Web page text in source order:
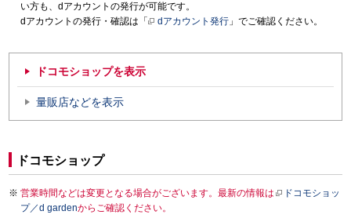
い方も、dアカウントの発行が可能です。
dアカウントの発行・確認は「
dアカウント発行 」でご確認ください。
ドコモショップを表示
量販店などを表示
ドコモショップ
営業時間などは変更となる場合がございます。最新の情報は
ドコモショッ
プ／d gardenからご確認ください。